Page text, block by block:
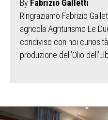
By Fabrizio Galletti
Ringraziamo Fabrizio
agricola Agriturismo Le
condiviso con noi
produzione dell’Olio